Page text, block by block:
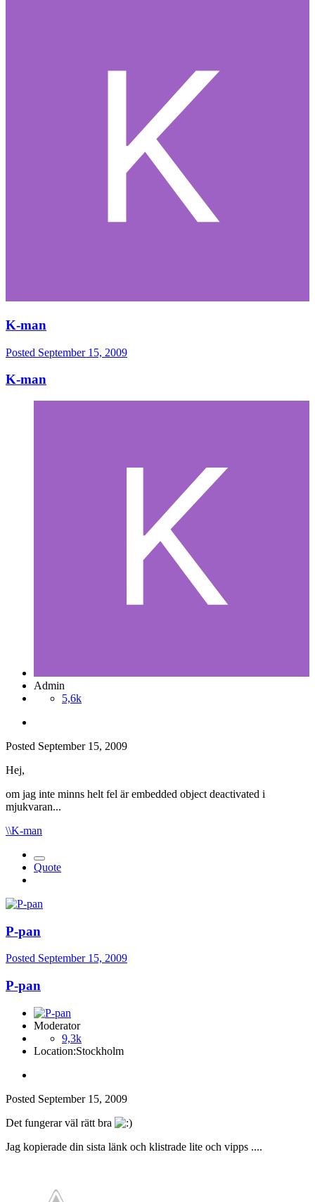
K-man
Posted September 15, 2009
K-man
Admin
5,6k
Posted September 15, 2009
Hej,
om jag inte minns helt fel är embedded object deactivated i
mjukvaran...
\\K-man
Quote
P-pan
Posted September 15, 2009
P-pan
Moderator
9,3k
Location:Stockholm
Posted September 15, 2009
Det fungerar väl rätt bra
Jag kopierade din sista länk och klistrade lite och vipps ....